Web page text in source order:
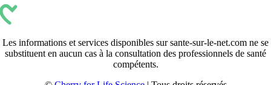
Les informations et services disponibles sur sante-sur-le-net.com ne se
substituent en aucun cas à la consultation des professionnels de santé
compétents.